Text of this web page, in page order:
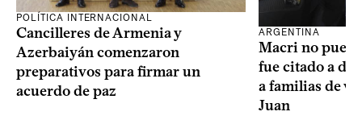
POLÍTICA INTERNACIONAL
Cancilleres de Armenia y
Azerbaiyán comenzaron
preparativos para firmar un
acuerdo de paz
ARGENTINA
Macri no
fue citado a
a familias de
Juan